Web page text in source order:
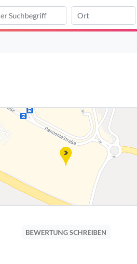
BEWERTUNG SCHREIBEN